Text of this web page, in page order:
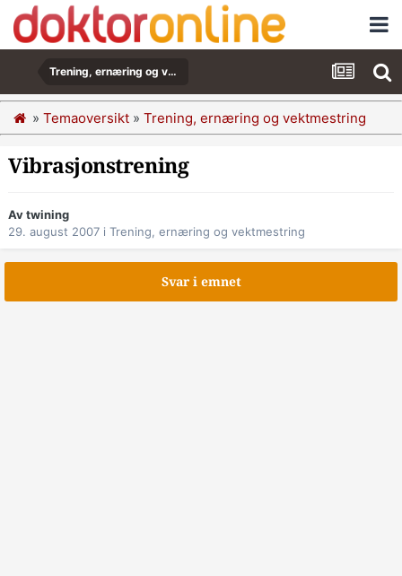
Trening, ernæring og vektmestring
» Temaoversikt » Trening, ernæring og vektmestring
Vibrasjonstrening
Av twining
29. august 2007 i Trening, ernæring og vektmestring
Svar i emnet